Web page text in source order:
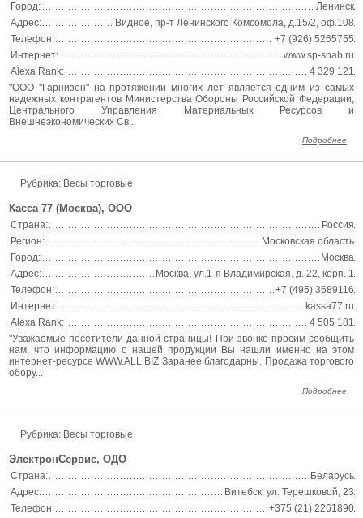
Город:
Ленинск
Адрес:
Видное, пр-т Ленинского Комсомола, д.15/2, оф.108
Телефон:
+7 (926) 5265755
Интернет:
www.sp-snab.ru
Alexa Rank:
4 329 121
"ООО "Гарнизон" на протяжении многих лет является одним из самых
надежных контрагентов Министерства Обороны Российской Федерации,
Центрального Управления Материальных Ресурсов и
Внешнеэкономических Св...
Подробнее
Рубрика: Весы торговые
Касса 77 (Москва), ООО
Страна:
Россия
Регион:
Московская область
Город:
Москва
Адрес:
Москва, ул.1-я Владимирская, д. 22, корп. 1
Телефон:
+7 (495) 3689116
Интернет:
kassa77.ru
Alexa Rank:
4 505 181
"Уважаемые посетители данной страницы! При звонке просим сообщить
нам, что информацию о нашей продукции Вы нашли именно на этом
интернет-ресурсе WWW.ALL.BIZ Заранее благодарны. Продажа торгового
обору...
Подробнее
Рубрика: Весы торговые
ЭлектронСервис, ОДО
Страна:
Беларусь
Адрес:
Витебск, ул. Терешковой, 23
Телефон:
+375 (21) 2261890